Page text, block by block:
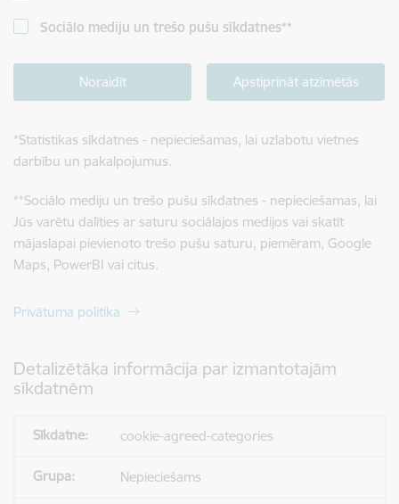
Sociālo mediju un trešo pušu sīkdatnes**
Noraidīt Apstiprināt atzīmētās
*Statistikas sīkdatnes - nepieciešamas, lai uzlabotu vietnes
darbību un pakalpojumus.
**Sociālo mediju un trešo pušu sīkdatnes - nepieciešamas, lai
Jūs varētu dalīties ar saturu sociālajos medijos vai skatīt
mājaslapai pievienoto trešo pušu saturu, piemēram, Google
Maps, PowerBI vai citus.
Privātuma politika
Detalizētāka informācija par izmantotajām
sīkdatnēm
cookie-agreed-categories
Nepieciešams